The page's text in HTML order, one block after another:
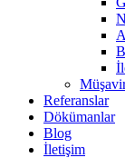
Referanslar
Dökümanlar
Blog
İletişim